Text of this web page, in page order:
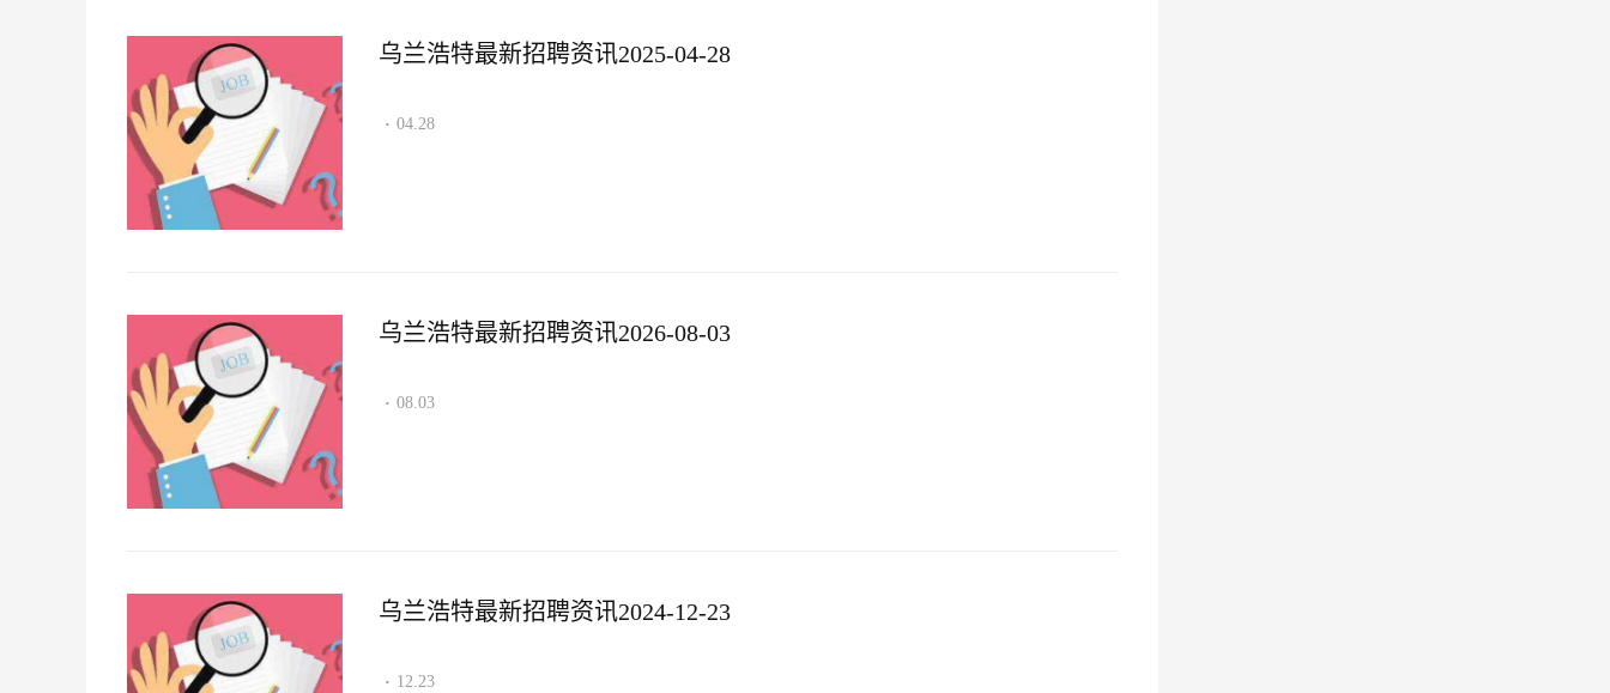
乌兰浩特最新招聘资讯2025-04-28
· 04.28
乌兰浩特最新招聘资讯2026-08-03
· 08.03
乌兰浩特最新招聘资讯2024-12-23
· 12.23